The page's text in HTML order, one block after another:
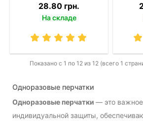
28.80 грн.
На складе
Показано с 1 по 12 из 12 (всего 1
Одноразовые перчатки
Одноразовые перчатки — это
индивидуальной защиты,